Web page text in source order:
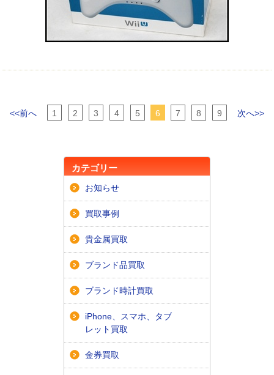
<<前へ 1 2 3 4 5 6 7 8 9 次へ>>
カテゴリー
お知らせ
買取事例
貴金属買取
ブランド品買取
ブランド時計買取
iPhone、スマホ、タブ
レット買取
金券買取